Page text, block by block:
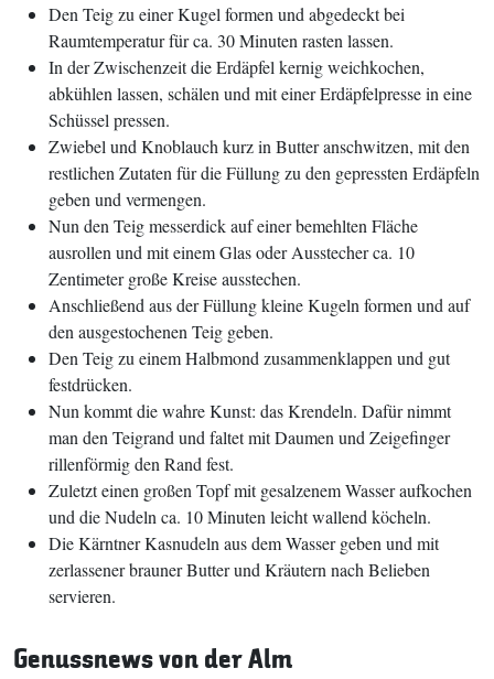
Den Teig zu einer Kugel formen und abgedeckt bei
Raumtemperatur für ca. 30 Minuten rasten lassen.
In der Zwischenzeit die Erdäpfel kernig weichkochen,
abkühlen lassen, schälen und mit einer Erdäpfelpresse in eine
Schüssel pressen.
Zwiebel und Knoblauch kurz in Butter anschwitzen, mit den
restlichen Zutaten für die Füllung zu den gepressten Erdäpfeln
geben und vermengen.
Nun den Teig messerdick auf einer bemehlten Fläche
ausrollen und mit einem Glas oder Ausstecher ca. 10
Zentimeter große Kreise ausstechen.
Anschließend aus der Füllung kleine Kugeln formen und auf
den ausgestochenen Teig geben.
Den Teig zu einem Halbmond zusammenklappen und gut
festdrücken.
Nun kommt die wahre Kunst: das Krendeln. Dafür nimmt
man den Teigrand und faltet mit Daumen und Zeigefinger
rillenförmig den Rand fest.
Zuletzt einen großen Topf mit gesalzenem Wasser aufkochen
und die Nudeln ca. 10 Minuten leicht wallend köcheln.
Die Kärntner Kasnudeln aus dem Wasser geben und mit
zerlassener brauner Butter und Kräutern nach Belieben
servieren.
Genussnews von der Alm